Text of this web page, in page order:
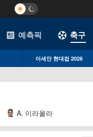
예측픽 축구
아세안 현대컵 2026
A. 이라올라